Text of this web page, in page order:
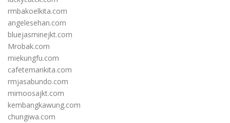
rmbakoelkita.com
angelesehan.com
bluejasminejkt.com
Mrobak.com
miekungfu.com
cafetemankita.com
rmjasabundo.com
mimoosajkt.com
kembangkawung.com
chungiwa.com